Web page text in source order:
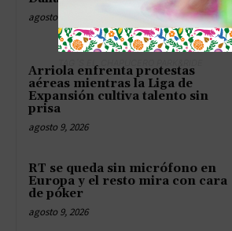
agosto 9, 2026
Arriola enfrenta protestas
aéreas mientras la Liga de
Expansión cultiva talento sin
prisa
agosto 9, 2026
RT se queda sin micrófono en
Europa y el resto mira con cara
de póker
agosto 9, 2026